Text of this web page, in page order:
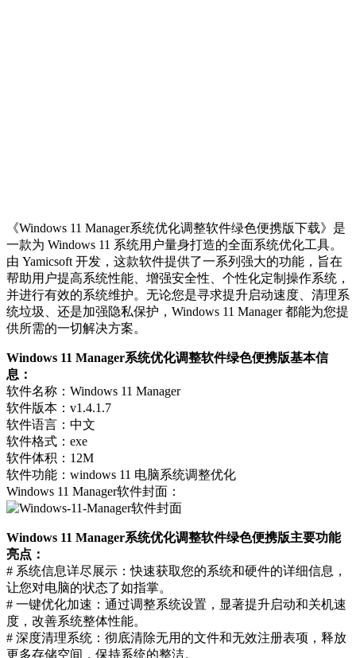
《Windows 11 Manager系统优化调整软件绿色便携版下载》是
一款为 Windows 11 系统用户量身打造的全面系统优化工具。
由 Yamicsoft 开发，这款软件提供了一系列强大的功能，旨在
帮助用户提高系统性能、增强安全性、个性化定制操作系统，
并进行有效的系统维护。无论您是寻求提升启动速度、清理系
统垃圾、还是加强隐私保护，Windows 11 Manager 都能为您提
供所需的一切解决方案。
Windows 11 Manager系统优化调整软件绿色便携版基本信
息：
软件名称：Windows 11 Manager
软件版本：v1.4.1.7
软件语言：中文
软件格式：exe
软件体积：12M
软件功能：windows 11 电脑系统调整优化
Windows 11 Manager软件封面：
Windows 11 Manager系统优化调整软件绿色便携版主要功能
亮点：
# 系统信息详尽展示：快速获取您的系统和硬件的详细信息，
让您对电脑的状态了如指掌。
# 一键优化加速：通过调整系统设置，显著提升启动和关机速
度，改善系统整体性能。
# 深度清理系统：彻底清除无用的文件和无效注册表项，释放
更多存储空间，保持系统的整洁。